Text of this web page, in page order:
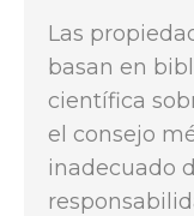
Las
basan en
científica
el consejo
inadecuado